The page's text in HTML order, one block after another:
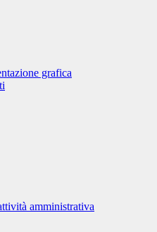
grafica
amministrativa